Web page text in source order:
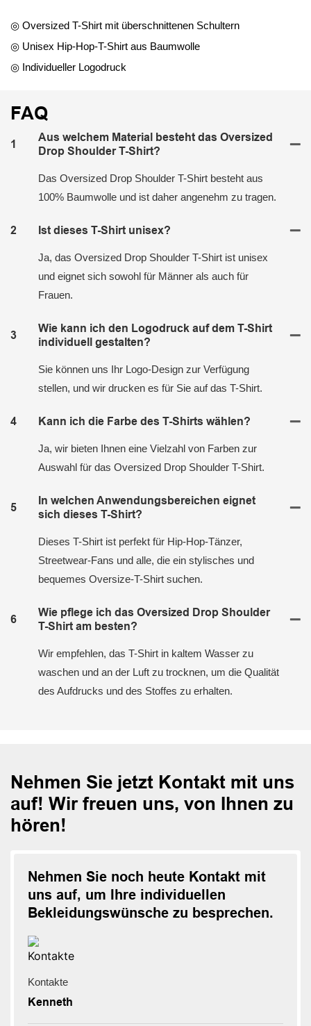
◎ Oversized T-Shirt mit überschnittenen Schultern
◎ Unisex Hip-Hop-T-Shirt aus Baumwolle
◎ Individueller Logodruck
FAQ
1
Aus welchem ​​Material besteht das Oversized
Drop Shoulder T-Shirt?
Das Oversized Drop Shoulder T-Shirt besteht aus
100% Baumwolle und ist daher angenehm zu tragen.
2 Ist dieses T-Shirt unisex?
Ja, das Oversized Drop Shoulder T-Shirt ist unisex
und eignet sich sowohl für Männer als auch für
Frauen.
3
Wie kann ich den Logodruck auf dem T-Shirt
individuell gestalten?
Sie können uns Ihr Logo-Design zur Verfügung
stellen, und wir drucken es für Sie auf das T-Shirt.
4 Kann ich die Farbe des T-Shirts wählen?
Ja, wir bieten Ihnen eine Vielzahl von Farben zur
Auswahl für das Oversized Drop Shoulder T-Shirt.
5
In welchen Anwendungsbereichen eignet
sich dieses T-Shirt?
Dieses T-Shirt ist perfekt für Hip-Hop-Tänzer,
Streetwear-Fans und alle, die ein stylisches und
bequemes Oversize-T-Shirt suchen.
6
Wie pflege ich das Oversized Drop Shoulder
T-Shirt am besten?
Wir empfehlen, das T-Shirt in kaltem Wasser zu
waschen und an der Luft zu trocknen, um die Qualität
des Aufdrucks und des Stoffes zu erhalten.
Nehmen Sie jetzt Kontakt mit uns
auf! Wir freuen uns, von Ihnen zu
hören!
Nehmen Sie noch heute Kontakt mit
uns auf, um Ihre individuellen
Bekleidungswünsche zu besprechen.
Kontakte
Kenneth